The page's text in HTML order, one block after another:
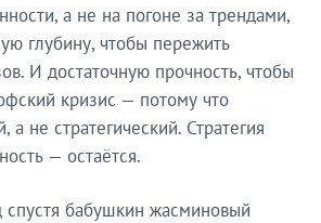
а не на погоне за трендами,
глубину, чтобы пережить
И достаточную прочность, чтобы
кризис — потому что
не стратегический. Стратегия
— остаётся.
спустя бабушкин жасминовый